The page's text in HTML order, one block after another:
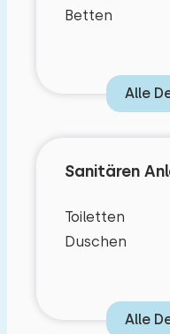
Betten
Alle
Sanitären
Toiletten
Duschen
Alle